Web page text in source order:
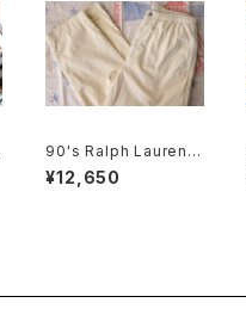
90's Ralph Lauren li
ght-beige cotton e
asy Pants
¥12,650